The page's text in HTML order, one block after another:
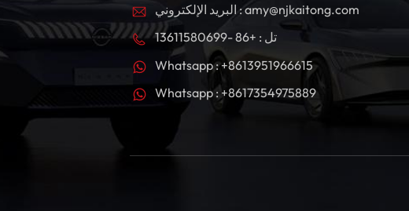
البريد الإلكتروني : amy@njkaitong.com
تل : +86 -13611580699
Whatsapp : +8613951966615
Whatsapp : +8617354975889